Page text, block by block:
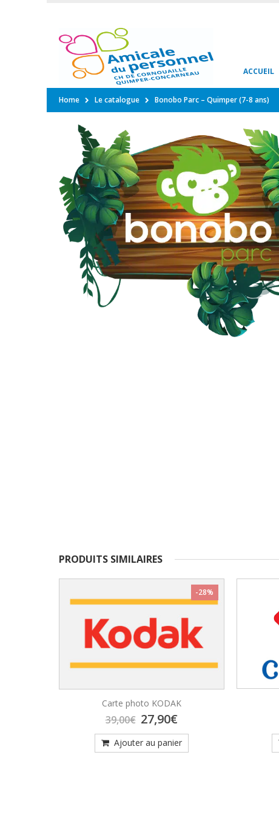
ACCUEIL
Home Le catalogue Bonobo Parc – Quimper (7-8 ans)
PRODUITS SIMILAIRES
-28%
Carte photo KODAK
39,00€ Le
prix
initial
était :
27,90€Le
prix
actuel
est :
Ajouter au panier